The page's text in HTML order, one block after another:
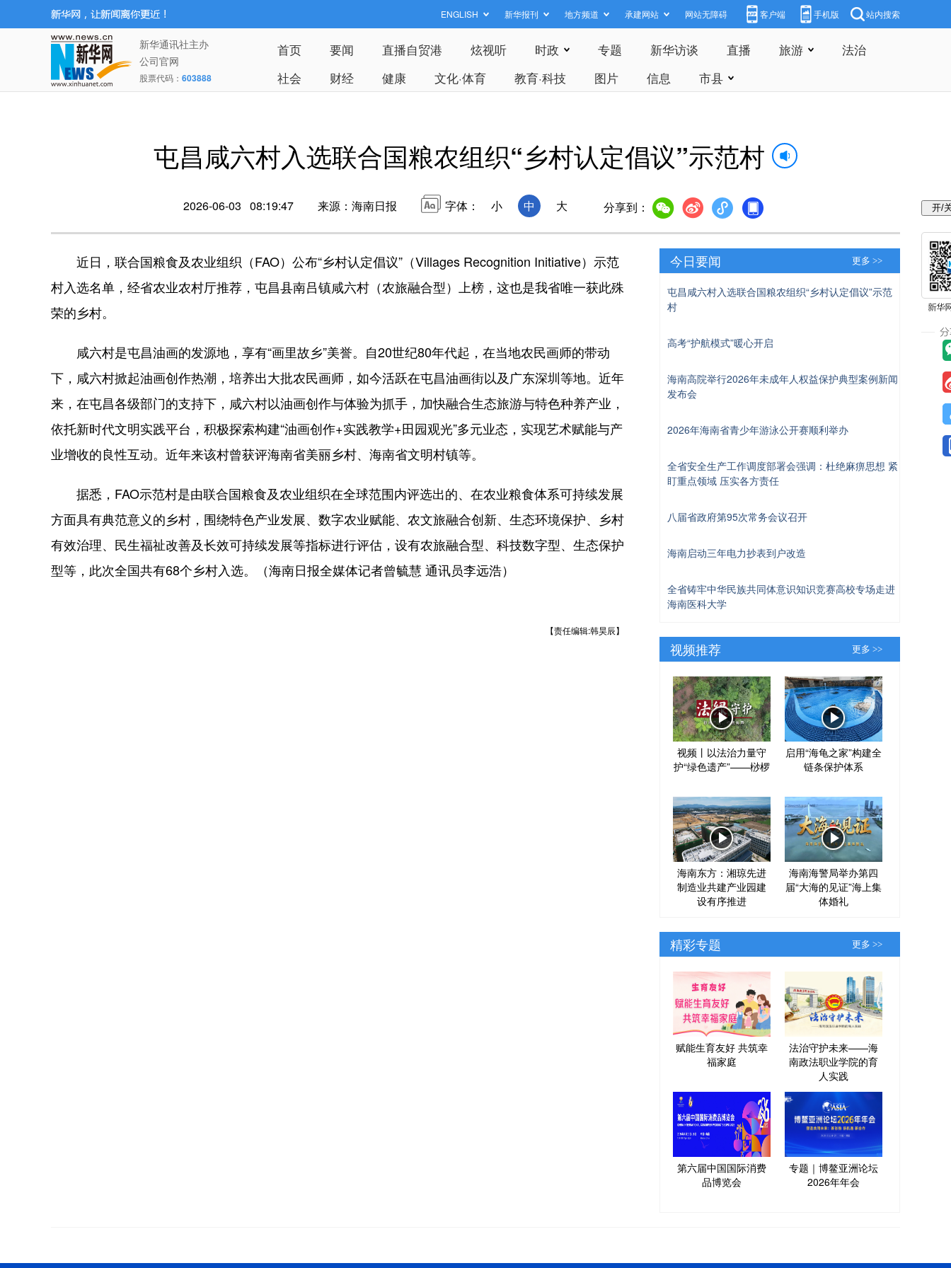
ENGLISH 新华报刊 地方频道 承建网站 网站无障碍 客户端 手机版 站内搜索
新华通讯社主办
公司官网
股票代码： 603888
首页 要闻 直播自贸港 炫视听 时政 专题 新华访谈 直播 旅游
法治
社会
财经 健康 文化·体育 教育·科技 图片 信息 市县
屯昌咸六村入选联合国粮农组织“乡村认定倡议”示范村
2026-06-03 08:19:47 来源：海南日报 字体： 小 中 大 分享到：
近日，联合国粮食及农业组织（FAO）公布“乡村认定倡议”（Villages Recognition Initiative）示范
村入选名单，经省农业农村厅推荐，屯昌县南吕镇咸六村（农旅融合型）上榜，这也是我省唯一获此殊
荣的乡村。
咸六村是屯昌油画的发源地，享有“画里故乡”美誉。自20世纪80年代起，在当地农民画师的带动
下，咸六村掀起油画创作热潮，培养出大批农民画师，如今活跃在屯昌油画街以及广东深圳等地。近年
来，在屯昌各级部门的支持下，咸六村以油画创作与体验为抓手，加快融合生态旅游与特色种养产业，
依托新时代文明实践平台，积极探索构建“油画创作+实践教学+田园观光”多元业态，实现艺术赋能与产
业增收的良性互动。近年来该村曾获评海南省美丽乡村、海南省文明村镇等。
据悉，FAO示范村是由联合国粮食及农业组织在全球范围内评选出的、在农业粮食体系可持续发展
方面具有典范意义的乡村，围绕特色产业发展、数字农业赋能、农文旅融合创新、生态环境保护、乡村
有效治理、民生福祉改善及长效可持续发展等指标进行评估，设有农旅融合型、科技数字型、生态保护
型等，此次全国共有68个乡村入选。（海南日报全媒体记者曾毓慧 通讯员李远浩）
【责任编辑:韩昊辰】
今日要闻 更多 >>
屯昌咸六村入选联合国粮农组织“乡村认定倡议”示范
村
高考“护航模式”暖心开启
海南高院举行2026年未成年人权益保护典型案例新闻
发布会
2026年海南省青少年游泳公开赛顺利举办
全省安全生产工作调度部署会强调：杜绝麻痹思想 紧
盯重点领域 压实各方责任
八届省政府第95次常务会议召开
海南启动三年电力抄表到户改造
全省铸牢中华民族共同体意识知识竞赛高校专场走进
海南医科大学
视频推荐 更多 >>
视频丨以法治力量守
护“绿色遗产”——桫椤
启用“海龟之家”构建全
链条保护体系
海南东方：湘琼先进
制造业共建产业园建
设有序推进
海南海警局举办第四
届“大海的见证”海上集
体婚礼
精彩专题 更多 >>
赋能生育友好 共筑幸
福家庭
法治守护未来——海
南政法职业学院的育
人实践
第六届中国国际消费
品博览会
专题｜博鳌亚洲论坛
2026年年会